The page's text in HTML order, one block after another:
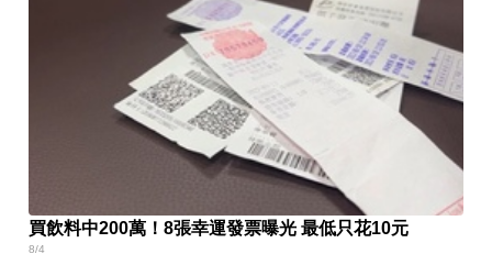
買飲料中200萬！8張幸運發票曝光 最低只花10元
8/4